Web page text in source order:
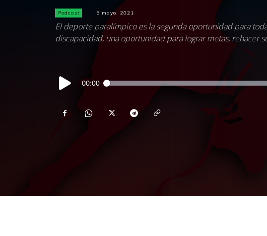
Podcast 5 mayo, 2021
El deporte paralímpico es la segunda oportunidad para
discapacidad, una oportunidad para lograr metas, rehacer
Reproductor
de
00:00